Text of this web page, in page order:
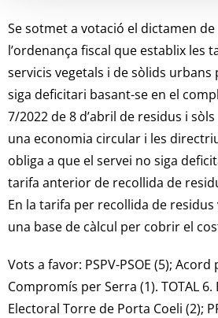
Se sotmet a votació el dictamen
l’ordenança fiscal que establix les
servicis vegetals i de sòlids urbans
siga deficitari basant-se en el
7/2022 de 8 d’abril de residus i
una economia circular i les
obliga a que el servei no siga
tarifa anterior de recollida de
En la tarifa per recollida de residus
una base de càlcul per cobrir el
Vots a favor: PSPV-PSOE (5);
Compromís per Serra (1). TOTAL
Electoral Torre de Porta Coeli (2);